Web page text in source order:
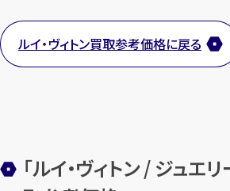
ルイ・ヴィトン買取参考価格に戻る
「ルイ・ヴィトン / ジュエ